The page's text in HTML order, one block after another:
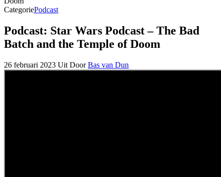
CategoriePodcast
Podcast: Star Wars Podcast – The Bad
Batch and the Temple of Doom
26 februari 2023 Uit Door Bas van Dun